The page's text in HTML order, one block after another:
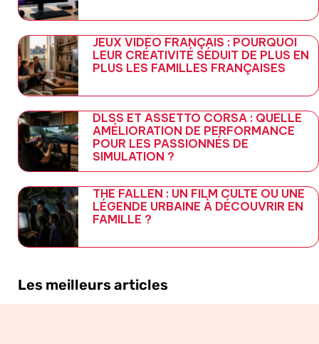
JEUX VIDÉO FRANÇAIS : POURQUOI
LEUR CRÉATIVITÉ SÉDUIT DE PLUS EN
PLUS LES FAMILLES FRANÇAISES
DLSS ET ASSETTO CORSA : QUELLE
AMÉLIORATION DE PERFORMANCE
POUR LES PASSIONNÉS DE
SIMULATION ?
THE FALLEN : UN FILM CULTE OU UNE
LÉGENDE URBAINE À DÉCOUVRIR EN
FAMILLE ?
Les meilleurs articles